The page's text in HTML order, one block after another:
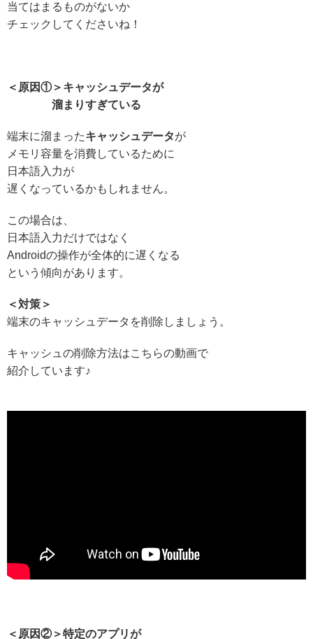
当てはまるものがないか
チェックしてくださいね！
＜原因①＞キャッシュデータが
溜まりすぎている
端末に溜まったキャッシュデータが
メモリ容量を消費しているために
日本語入力が
遅くなっているかもしれません。
この場合は、
日本語入力だけではなく
Androidの操作が全体的に遅くなる
という傾向があります。
＜対策＞
端末のキャッシュデータを削除しましょう。
キャッシュの削除方法はこちらの動画で
紹介しています♪
＜原因②＞特定のアプリが